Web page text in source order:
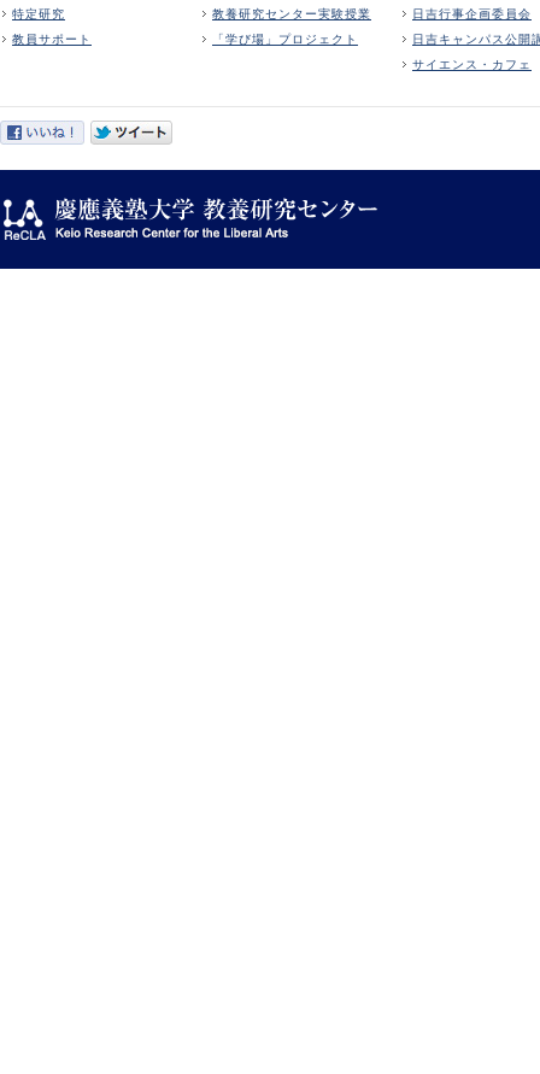
特定研究
教員サポート
教養研究センター実験授業
「学び場」プロジェクト
日吉行事企画委員会
日吉キャンパス公開
サイエンス・カフェ